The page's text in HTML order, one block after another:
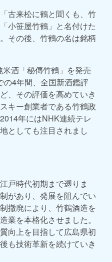
古来松に鶴と聞くも、竹
小笹屋竹鶴」と名付けた
その後、竹鶴の名は銘柄
酒「秘傳竹鶴」を発売
の4年間、全国新酒鑑評
、その評価を高めていき
キー創業者である竹鶴政
年にはNHK連続テレ
としても注目されまし
戸時代初期まで遡りま
があり、発展を阻んでい
撤廃により、竹鶴酒造を
業を本格化させました。
向上を目指して広島県初
も技術革新を続けていき